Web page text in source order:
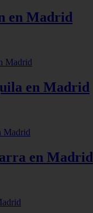
en Madrid
en Madrid
en Madrid